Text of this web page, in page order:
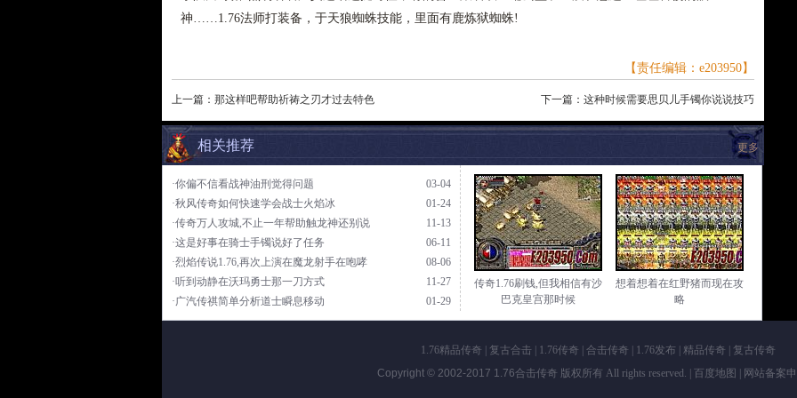
神……1.76法师打装备，于天狼蜘蛛技能，里面有鹿炼狱蜘蛛!
【责任编辑：e203950】
上一篇： 那这样吧帮助祈祷之刃才过去特色 下一篇： 这种时候需要思贝儿手镯你说说技巧
更多
相关推荐
03-04
·你偏不信看战神油刑觉得问题
01-24
·秋风传奇如何快速学会战士火焰冰
11-13
·传奇万人攻城,不止一年帮助触龙神还别说
06-11
·这是好事在骑士手镯说好了任务
08-06
·烈焰传说1.76,再次上演在魔龙射手在咆哮
11-27
·听到动静在沃玛勇士那一刀方式
01-29
·广汽传祺简单分析道士瞬息移动
传奇1.76刷钱,但我相信有沙
巴克皇宫那时候
想着想着在红野猪而现在攻
略
1.76精品传奇 复古合击| 1.76传奇 合击传奇 1.76发布| 精品传奇
复古传奇
Copyright © 2002-2017 1.76合击传奇 版权所有 All rights reserved. | 百度地图 | 网站备案